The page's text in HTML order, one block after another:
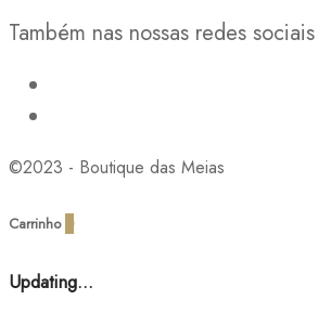
Também nas nossas redes sociais
©2023 - Boutique das Meias
Carrinho
Updating…